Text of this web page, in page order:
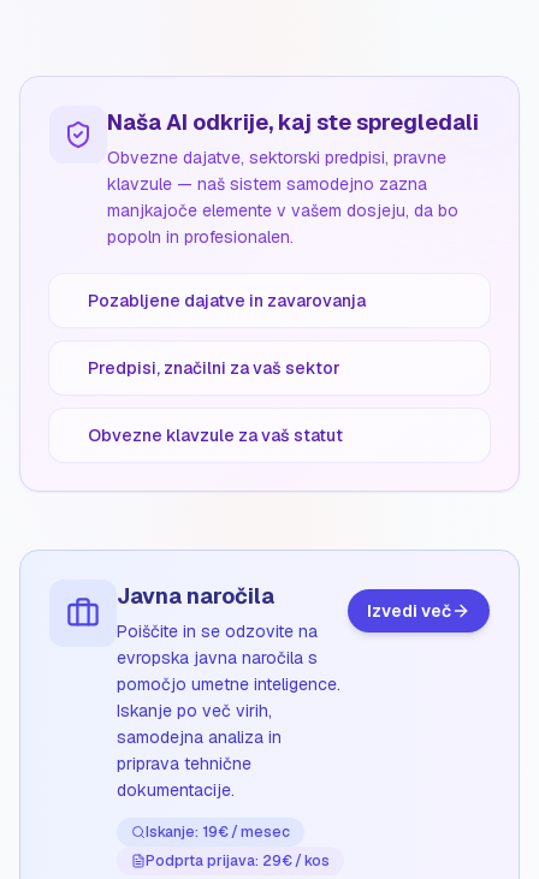
Naša AI odkrije, kaj ste spregledali
Obvezne dajatve, sektorski predpisi, pravne
klavzule — naš sistem samodejno zazna
manjkajoče elemente v vašem dosjeju, da bo
popoln in profesionalen.
Pozabljene dajatve in zavarovanja
Predpisi, značilni za vaš sektor
Obvezne klavzule za vaš statut
Javna naročila
Poiščite in se odzovite na
evropska javna naročila s
pomočjo umetne inteligence.
Iskanje po več virih,
samodejna analiza in
priprava tehnične
dokumentacije.
Iskanje: 19€ / mesec
Podprta prijava: 29€ / kos
Izvedi več